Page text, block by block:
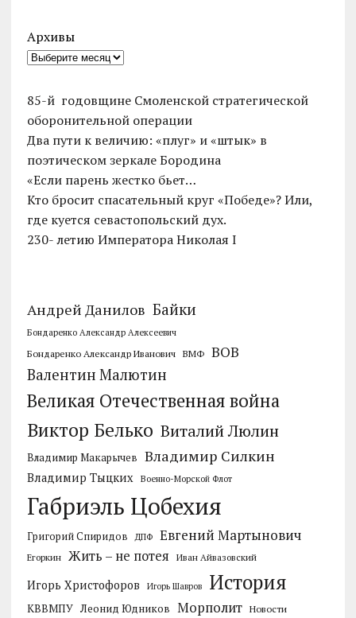
Архивы
85-й годовщине Смоленской стратегической
оборонительной операции
Два пути к величию: «плуг» и «штык» в
поэтическом зеркале Бородина
«Если парень жестко бьет…
Кто бросит спасательный круг «Победе»? Или,
где куется севастопольский дух.
230- летию Императора Николая I
Андрей Данилов Байки
Бондаренко Александр Алексеевич
Бондаренко Александр Иванович ВМФ ВОВ
Валентин Малютин
Великая Отечественная война
Виктор Белько Виталий Люлин
Владимир Макарычев Владимир Силкин
Владимир Тыцких Военно-Морской Флот
Габриэль Цобехия
Григорий Спиридов ДПФ Евгений Мартынович
Егоркин Жить – не потея Иван Айвазовский
Игорь Христофоров Игорь Шавров История
КВВМПУ Леонид Юдников Морполит Новости